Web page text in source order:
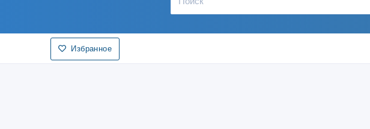
Избранное